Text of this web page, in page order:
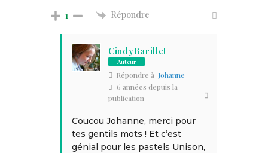
1 Répondre
CindyBarillet
Auteur
Répondre à Johanne
6 années depuis la
publication
Coucou Johanne, merci pour
tes gentils mots ! Et c’est
génial pour les pastels Unison,